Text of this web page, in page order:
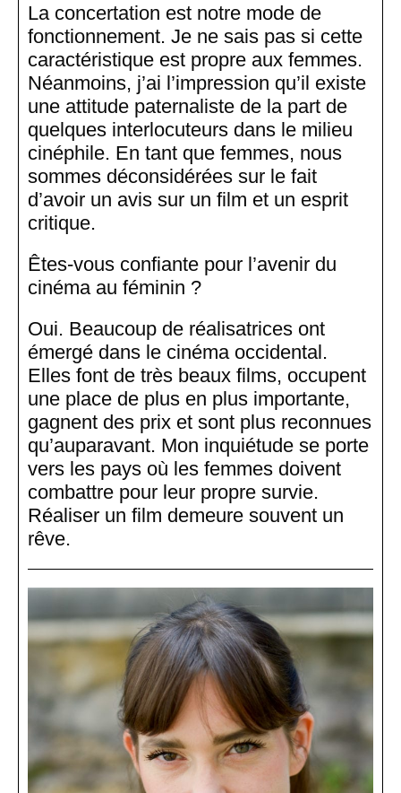
La concertation est notre mode de
fonctionnement. Je ne sais pas si cette
caractéristique est propre aux femmes.
Néanmoins, j’ai l’impression qu’il existe
une attitude paternaliste de la part de
quelques interlocuteurs dans le milieu
cinéphile. En tant que femmes, nous
sommes déconsidérées sur le fait
d’avoir un avis sur un film et un esprit
critique.
Êtes-vous confiante pour l’avenir du
cinéma au féminin ?
Oui. Beaucoup de réalisatrices ont
émergé dans le cinéma occidental.
Elles font de très beaux films, occupent
une place de plus en plus importante,
gagnent des prix et sont plus reconnues
qu’auparavant. Mon inquiétude se porte
vers les pays où les femmes doivent
combattre pour leur propre survie.
Réaliser un film demeure souvent un
rêve.